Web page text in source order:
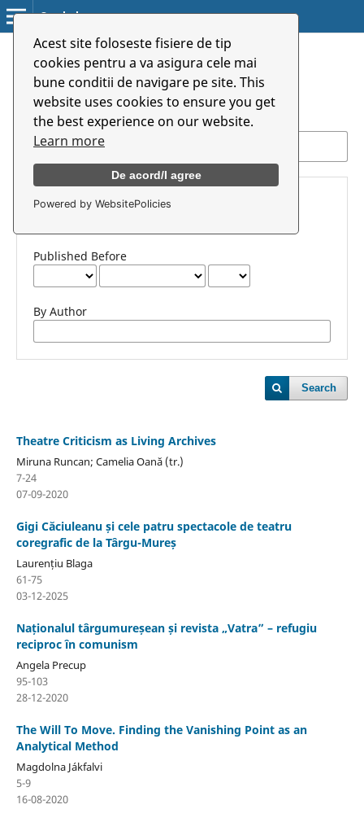
Acest site foloseste fisiere de tip
cookies pentru a va asigura cele mai
bune conditii de navigare pe site. This
website uses cookies to ensure you get
the best experience on our website.
Learn more
De acord/I agree
Powered by WebsitePolicies
Symbolon
/
Search
Advanced filters
Published After
Published Before
By Author
Search
Theatre Criticism as Living Archives
Miruna Runcan; Camelia Oană (tr.)
7-24
07-09-2020
Gigi Căciuleanu și cele patru spectacole de teatru
coregrafic de la Târgu-Mureș
Laurențiu Blaga
61-75
03-12-2025
Naționalul târgumureșean și revista „Vatra” – refugiu
reciproc în comunism
Angela Precup
95-103
28-12-2020
The Will To Move. Finding the Vanishing Point as an
Analytical Method
Magdolna Jákfalvi
5-9
16-08-2020